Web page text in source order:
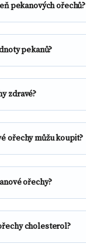
pekanových ořechů?
pekanů?
zdravé?
ořechy můžu koupit?
ořechy?
cholesterol?